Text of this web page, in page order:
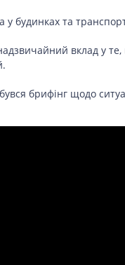
будинках та
вклад у
брифінг щодо